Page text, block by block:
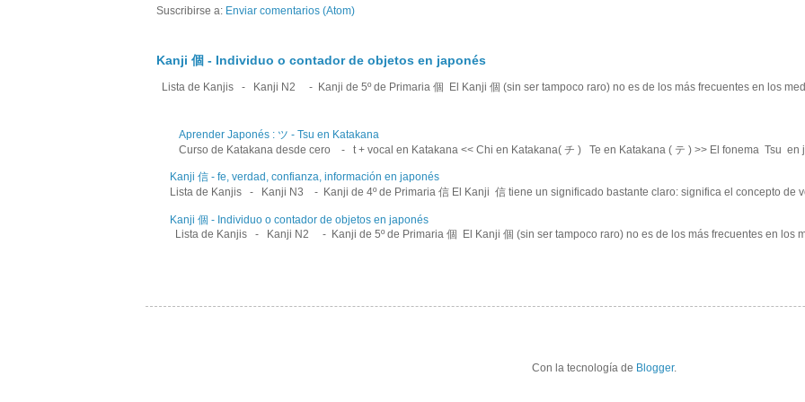
Suscribirse a: Enviar comentarios (Atom)
Kanji 個 - Individuo o contador de objetos en japonés
Lista de Kanjis - Kanji N2 - Kanji de 5º de Primaria 個 El Kanji 個 (sin ser tampoco raro) no es de los más frecuentes en los
Aprender Japonés : ツ - Tsu en Katakana
Curso de Katakana desde cero - t + vocal en Katakana << Chi en Katakana( チ ) Te en Katakana ( テ ) >> El fonema Tsu en
Kanji 信 - fe, verdad, confianza, información en japonés
Lista de Kanjis - Kanji N3 - Kanji de 4º de Primaria 信 El Kanji 信 tiene un significado bastante claro: significa el concepto de
Kanji 個 - Individuo o contador de objetos en japonés
Lista de Kanjis - Kanji N2 - Kanji de 5º de Primaria 個 El Kanji 個 (sin ser tampoco raro) no es de los más frecuentes en los
Con la tecnología de Blogger.